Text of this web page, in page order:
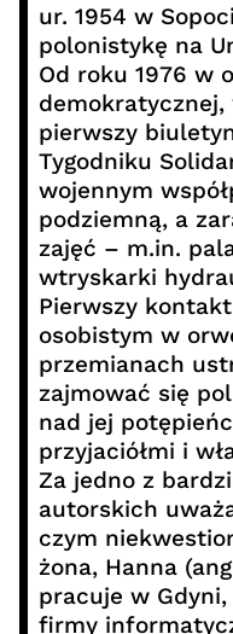
ur. 1954 w
polonistykę na
Od roku 1976 w
demokratycznej,
pierwszy
Tygodniku
wojennym
podziemną, a
zajęć – m.in.
wtryskarki
Pierwszy
osobistym w
przemianach
zajmować się
nad jej
przyjaciółmi i
Za jedno z
autorskich
czym
żona, Hanna
pracuje w
firmy